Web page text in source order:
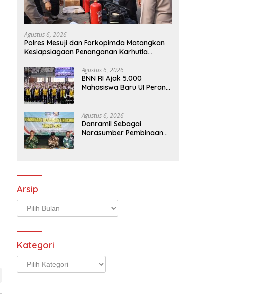
Agustus 6, 2026
Polres Mesuji dan Forkopimda Matangkan
Kesiapsiagaan Penanganan Karhutla
Agustus 6, 2026
BNN RI Ajak 5.000
Mahasiswa Baru UI Perangi
Agustus 6, 2026
Danramil Sebagai
Narasumber Pembinaan
Arsip
Arsip
Kategori
Kategori